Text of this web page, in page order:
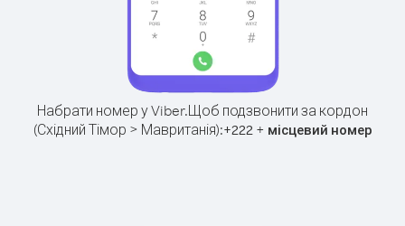
Набрати номер у Viber.Щоб подзвонити за кордон
(Східний Тімор > Мавританія):+222+ місцевий номер